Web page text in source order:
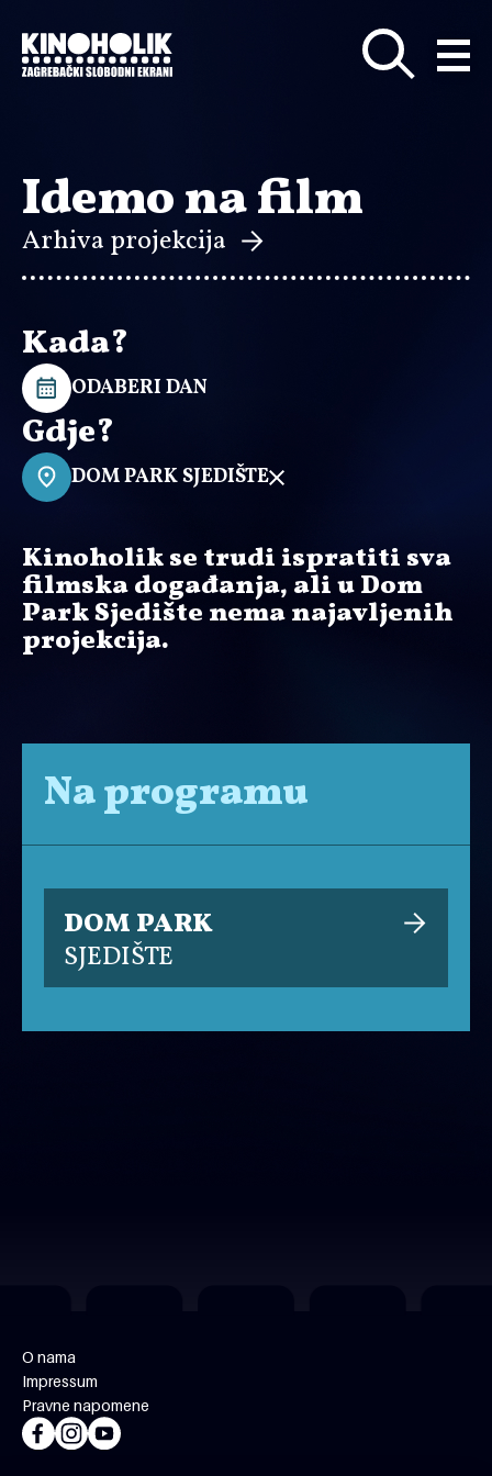
glavni
sadržaj
Idemo na film
Arhiva projekcija
Kada?
ODABERI DAN
Gdje?
DOM PARK SJEDIŠTE
Kinoholik se trudi ispratiti sva
filmska događanja, ali u Dom
Park Sjedište nema najavljenih
projekcija.
Na programu
DOM PARK
SJEDIŠTE
O nama
Impressum
Pravne napomene